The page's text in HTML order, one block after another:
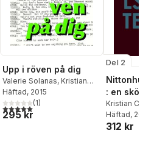
Upp i röven på dig
Valerie Solanas, Kristian
Carlsson
Häftad, 2015
5,0utav 5 stjärnor. Totalt antal röster:
(1)
295 kr
Del 2
: en
Kristian Carlsson
Häftad, 2012
312 kr